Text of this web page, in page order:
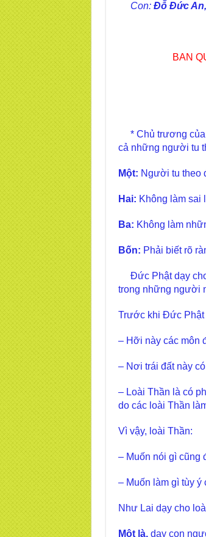
Con: Đỗ Đức An,
BAN
* Chủ trương của
cả những người tu
Một: Người tu theo
Hai: Không làm sai
Ba: Không làm
Bốn: Phải biết rõ
Đức Phật dạy
trong những người
Trước khi Đức Phật
– Hỡi này các môn
– Nơi trái đất này
– Loài Thần là có
do các loài Thần
Vì vậy, loài Thần:
– Muốn nói gì cũng
– Muốn làm gì tùy ý
Như Lai dạy cho
Một là,dạy con